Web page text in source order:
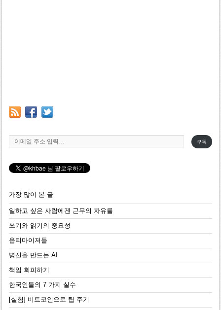
이메일 주소 입력…
구독
가장 많이 본 글
일하고 싶은 사람에겐 근무의 자유를
쓰기와 읽기의 중요성
옵티마이저들
병신을 만드는 AI
책임 회피하기
한국인들의 7 가지 실수
[실험] 비트코인으로 팁 주기